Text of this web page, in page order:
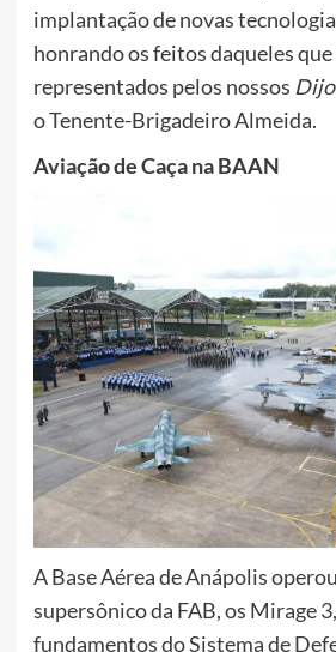
implantação de novas
honrando os feitos daqueles
representados pelos nossos
o Tenente-Brigadeiro Almeida.
Aviação de Caça na BAAN
A Base Aérea de Anápolis
supersônico da FAB, os Mirage
fundamentos do Sistema de